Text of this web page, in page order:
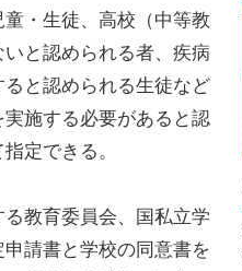
・生徒、高校（中等教
と認められる者、疾病
と認められる生徒など
施する必要があると認
定できる。
教育委員会、国私立学
請書と学校の同意書を